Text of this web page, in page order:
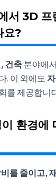
서 3D 프
요?
, 건축분야에
. 이 외에도
를 제공합니
환경에
를 줄이고,